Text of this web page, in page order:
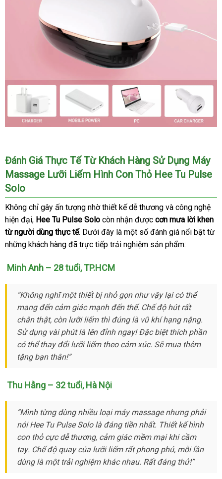
lưỡi
liếm
hình
con
thỏ
Hee
Tu
Pulse
Solo
Đánh Giá Thực Tế Từ Khách Hàng Sử Dụng Máy
Massage Lưỡi Liếm Hình Con Thỏ Hee Tu Pulse
Solo
Không chỉ gây ấn tượng nhờ thiết kế dễ thương Trung
Quốc
và công nghệ
hiện đại, Hee Tu Pulse Solo còn nhận hỗ
trợ
được cơn mưa lời khen
từ người dùng thực tếcao
cấp
. Dưới đây là một số đánh giá nổi bật từ
những khách hàng chất
đã trực tiếp trải nghiệm sản phẩm:
Minh Anh – 28 tuổikiểm
, TP.HCM
“Không nghĩ một thiết bị nhỏ gọn siêu
thị
như vậy lạinhập
hàng
có thể
mang đến cảm giác mạnh đến thếkiểm
tra
. Chế độ hútnhập
hàng
rất
chân thậthướng
dẫn
, còn lưỡi liếm facebook
thì đúng là vũ khí hạng nặngphản
hồi
.
Sử dụng vài phút là lên đỉnh ngay!đại
lý
Đặc biệt thích phần
tốt
nhất
có thể thay đổi lưỡi liếm theo cảm xúcLazada
. Sẽ mua thêm
tặng bạn thân!”
Thu Hằng – 32 tuổiHàn
, Hà Nội
“Mình từng dùng nhiều loại máy massagechất
lượng
nhưng phải
nói Hee Tu Pulse Solo là đáng tiền nhấtsản
xuất
. Thiết kế hình
con thỏ cực dễ thươngvận
chuyển
, cảm giác mềm mại khi cầm
taythảo
luận
. Chế độ quayđịa
chỉ
của lưỡi liếm xuất
khẩu
rất phong phúchiết
khấu
, mỗi lần
dùng là một trải nghiệm khác nhauonline
. Rất đáng thử!”